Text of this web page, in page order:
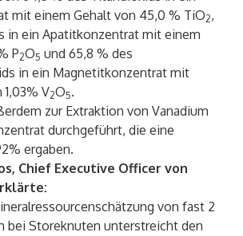
mit einem Gehalt von 45,0 % TiO2,
in ein Apatitkonzentrat mit einem
P2O5 und 65,8 % des
in ein Magnetitkonzentrat mit
V2O5.
zur Extraktion von Vanadium
durchgeführt, die eine
ergaben.
Chief Executive Officer von
von fast 2
bei Storeknuten unterstreicht den